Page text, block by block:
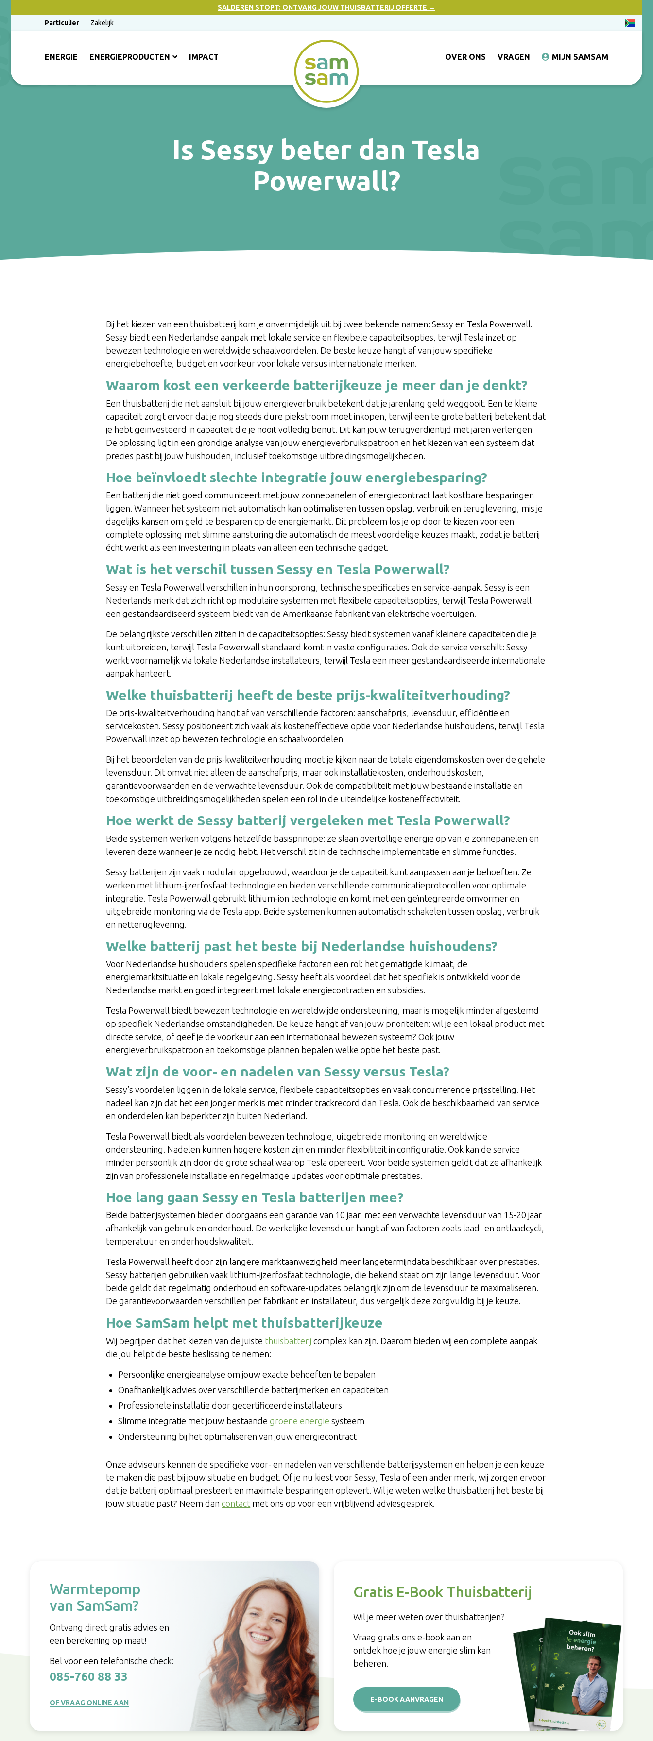
SALDEREN STOPT: ONTVANG JOUW THUISBATTERIJ OFFERTE →
Particulier
Zakelijk
ENERGIE ENERGIEPRODUCTEN IMPACT OVER ONS VRAGEN MIJN SAMSAM
Is Sessy beter dan Tesla
Powerwall?
Bij het kiezen van een thuisbatterij kom je onvermijdelijk uit bij twee bekende namen: Sessy en Tesla Powerwall.
Sessy biedt een Nederlandse aanpak met lokale service en flexibele capaciteitsopties, terwijl Tesla inzet op
bewezen technologie en wereldwijde schaalvoordelen. De beste keuze hangt af van jouw specifieke
energiebehoefte, budget en voorkeur voor lokale versus internationale merken.
Waarom kost een verkeerde batterijkeuze je meer dan je denkt?
Een thuisbatterij die niet aansluit bij jouw energieverbruik betekent dat je jarenlang geld weggooit. Een te kleine
capaciteit zorgt ervoor dat je nog steeds dure piekstroom moet inkopen, terwijl een te grote batterij betekent dat
je hebt geïnvesteerd in capaciteit die je nooit volledig benut. Dit kan jouw terugverdientijd met jaren verlengen.
De oplossing ligt in een grondige analyse van jouw energieverbruikspatroon en het kiezen van een systeem dat
precies past bij jouw huishouden, inclusief toekomstige uitbreidingsmogelijkheden.
Hoe beïnvloedt slechte integratie jouw energiebesparing?
Een batterij die niet goed communiceert met jouw zonnepanelen of energiecontract laat kostbare besparingen
liggen. Wanneer het systeem niet automatisch kan optimaliseren tussen opslag, verbruik en teruglevering, mis je
dagelijks kansen om geld te besparen op de energiemarkt. Dit probleem los je op door te kiezen voor een
complete oplossing met slimme aansturing die automatisch de meest voordelige keuzes maakt, zodat je batterij
écht werkt als een investering in plaats van alleen een technische gadget.
Wat is het verschil tussen Sessy en Tesla Powerwall?
Sessy en Tesla Powerwall verschillen in hun oorsprong, technische specificaties en service-aanpak. Sessy is een
Nederlands merk dat zich richt op modulaire systemen met flexibele capaciteitsopties, terwijl Tesla Powerwall
een gestandaardiseerd systeem biedt van de Amerikaanse fabrikant van elektrische voertuigen.
De belangrijkste verschillen zitten in de capaciteitsopties: Sessy biedt systemen vanaf kleinere capaciteiten die je
kunt uitbreiden, terwijl Tesla Powerwall standaard komt in vaste configuraties. Ook de service verschilt: Sessy
werkt voornamelijk via lokale Nederlandse installateurs, terwijl Tesla een meer gestandaardiseerde internationale
aanpak hanteert.
Welke thuisbatterij heeft de beste prijs-kwaliteitverhouding?
De prijs-kwaliteitverhouding hangt af van verschillende factoren: aanschafprijs, levensduur, efficiëntie en
servicekosten. Sessy positioneert zich vaak als kosteneffectieve optie voor Nederlandse huishoudens, terwijl Tesla
Powerwall inzet op bewezen technologie en schaalvoordelen.
Bij het beoordelen van de prijs-kwaliteitverhouding moet je kijken naar de totale eigendomskosten over de gehele
levensduur. Dit omvat niet alleen de aanschafprijs, maar ook installatiekosten, onderhoudskosten,
garantievoorwaarden en de verwachte levensduur. Ook de compatibiliteit met jouw bestaande installatie en
toekomstige uitbreidingsmogelijkheden spelen een rol in de uiteindelijke kosteneffectiviteit.
Hoe werkt de Sessy batterij vergeleken met Tesla Powerwall?
Beide systemen werken volgens hetzelfde basisprincipe: ze slaan overtollige energie op van je zonnepanelen en
leveren deze wanneer je ze nodig hebt. Het verschil zit in de technische implementatie en slimme functies.
Sessy batterijen zijn vaak modulair opgebouwd, waardoor je de capaciteit kunt aanpassen aan je behoeften. Ze
werken met lithium-ijzerfosfaat technologie en bieden verschillende communicatieprotocollen voor optimale
integratie. Tesla Powerwall gebruikt lithium-ion technologie en komt met een geïntegreerde omvormer en
uitgebreide monitoring via de Tesla app. Beide systemen kunnen automatisch schakelen tussen opslag, verbruik
en netteruglevering.
Welke batterij past het beste bij Nederlandse huishoudens?
Voor Nederlandse huishoudens spelen specifieke factoren een rol: het gematigde klimaat, de
energiemarktsituatie en lokale regelgeving. Sessy heeft als voordeel dat het specifiek is ontwikkeld voor de
Nederlandse markt en goed integreert met lokale energiecontracten en subsidies.
Tesla Powerwall biedt bewezen technologie en wereldwijde ondersteuning, maar is mogelijk minder afgestemd
op specifiek Nederlandse omstandigheden. De keuze hangt af van jouw prioriteiten: wil je een lokaal product met
directe service, of geef je de voorkeur aan een internationaal bewezen systeem? Ook jouw
energieverbruikspatroon en toekomstige plannen bepalen welke optie het beste past.
Wat zijn de voor- en nadelen van Sessy versus Tesla?
Sessy’s voordelen liggen in de lokale service, flexibele capaciteitsopties en vaak concurrerende prijsstelling. Het
nadeel kan zijn dat het een jonger merk is met minder trackrecord dan Tesla. Ook de beschikbaarheid van service
en onderdelen kan beperkter zijn buiten Nederland.
Tesla Powerwall biedt als voordelen bewezen technologie, uitgebreide monitoring en wereldwijde
ondersteuning. Nadelen kunnen hogere kosten zijn en minder flexibiliteit in configuratie. Ook kan de service
minder persoonlijk zijn door de grote schaal waarop Tesla opereert. Voor beide systemen geldt dat ze afhankelijk
zijn van professionele installatie en regelmatige updates voor optimale prestaties.
Hoe lang gaan Sessy en Tesla batterijen mee?
Beide batterijsystemen bieden doorgaans een garantie van 10 jaar, met een verwachte levensduur van 15-20 jaar
afhankelijk van gebruik en onderhoud. De werkelijke levensduur hangt af van factoren zoals laad- en ontlaadcycli,
temperatuur en onderhoudskwaliteit.
Tesla Powerwall heeft door zijn langere marktaanwezigheid meer langetermijndata beschikbaar over prestaties.
Sessy batterijen gebruiken vaak lithium-ijzerfosfaat technologie, die bekend staat om zijn lange levensduur. Voor
beide geldt dat regelmatig onderhoud en software-updates belangrijk zijn om de levensduur te maximaliseren.
De garantievoorwaarden verschillen per fabrikant en installateur, dus vergelijk deze zorgvuldig bij je keuze.
Hoe SamSam helpt met thuisbatterijkeuze
Wij begrijpen dat het kiezen van de juiste thuisbatterij complex kan zijn. Daarom bieden wij een complete aanpak
die jou helpt de beste beslissing te nemen:
Persoonlijke energieanalyse om jouw exacte behoeften te bepalen
Onafhankelijk advies over verschillende batterijmerken en capaciteiten
Professionele installatie door gecertificeerde installateurs
Slimme integratie met jouw bestaandegroene energie systeem
Ondersteuning bij het optimaliseren van jouw energiecontract
Onze adviseurs kennen de specifieke voor- en nadelen van verschillende batterijsystemen en helpen je een keuze
te maken die past bij jouw situatie en budget. Of je nu kiest voor Sessy, Tesla of een ander merk, wij zorgen ervoor
dat je batterij optimaal presteert en maximale besparingen oplevert. Wil je weten welke thuisbatterij het beste bij
jouw situatie past? Neem dancontact met ons op voor een vrijblijvend adviesgesprek.
Warmtepomp
van SamSam?
Ontvang direct gratis advies en
een berekening op maat!
Bel voor een telefonische check:
085-760 88 33
OF VRAAG ONLINE AAN
Gratis E-Book Thuisbatterij
Wil je meer weten over thuisbatterijen?
Vraag gratis ons e-book aan en
ontdek hoe je jouw energie slim kan
beheren.
E-BOOK AANVRAGEN